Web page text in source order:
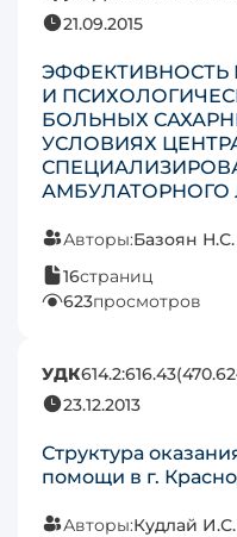
21.09.2015
И
БОЛЬНЫХ
УСЛОВИЯХ
АМБУЛАТОРНОГО
Авторы:Базоян Н.С.
16страниц
623просмотров
УДК
23.12.2013
Структура
помощи в г.
Авторы:Кудлай И.С.